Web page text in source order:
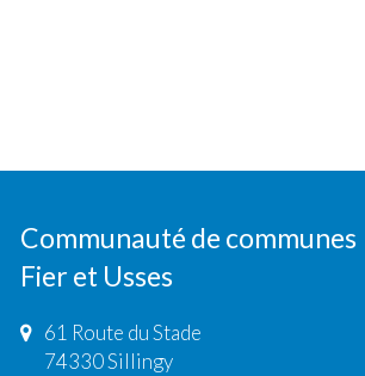
Communauté de communes
Fier et Usses
61 Route du Stade
74330 Sillingy